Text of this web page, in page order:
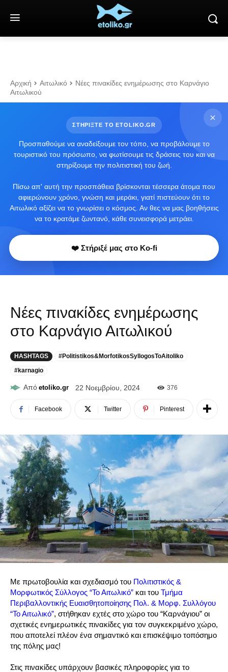
Αρχική Αιτωλικό
Νέες πινακίδες ενημέρωσης στο Καρνάγιο
Αιτωλικού
ΣΤΗΡΙΞΤΕ ΤΟ ETOLIKO.GR
Προσπαθούμε να αναδείξουμε τον τόπο, να προβάλουμε το
τουριστικό του πρόσωπο, να φωτίσουμε τις δράσεις του και να
στηρίξουμε την πολιτιστική του ζωή.
Πίσω απ' αυτή την προσπάθεια βρίσκονται τέσσερα άτομα που
αφιερώνουν χρόνο, γνώση και μεράκι, γιατί πιστεύουν ότι το
Αιτωλικό αξίζει να το γνωρίσει ο κόσμος. Αν θες να μας βοηθήσεις
να το κρατάμε ζωντανό, κάθε συνεισφορά μετράει.
❤️ Στήριξέ μας στο Ko-fi
Νέες πινακίδες ενημέρωσης
στο Καρνάγιο Αιτωλικού
HASHTAGS
#Politistikos&MorfotikosSyllogosToAitoliko
#karnagio
Από etoliko.gr 22 Νοεμβρίου, 2024 376
Facebook Twitter Pinterest
Με πρωτοβουλία και σχεδιασμό του Πολιτιστικός &
Μορφωτικός Σύλλογος “Το Αιτωλικό” και του Τμήμα
Περιβαλλοντικής Ευαισθητοποίησης Πολ. & Μορφ. Συλλόγου
“Το Αιτωλικό”, στήθηκαν εχτές στο χώρο του “Καρνάγιου” οι
σχετικές ενημερωτικές πινακίδες για τον συγκεκριμένο χώρο,
που αποτελεί πλέον ένα σημαντικό και επισκέψιμο τοπόσημο
της πόλης μας!
Στις πινακίδες υπάρχουν βασικές πληροφορίες για το